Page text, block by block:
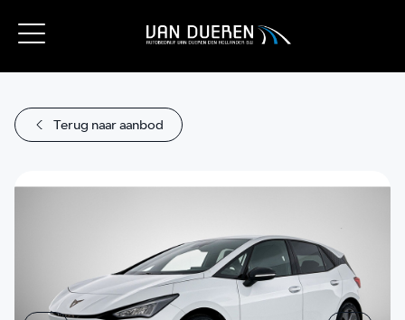
Terug naar aanbod